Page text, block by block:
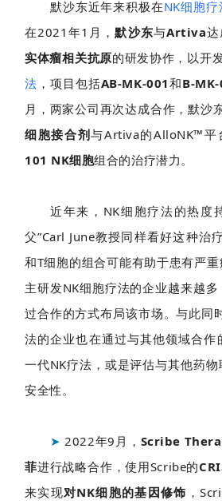
默沙东近年来积极在NK细胞疗
在2021年1月，默沙东与Artiva达
实体瘤相关抗原的研发协作，以开
法 ，项目包括AB-MK-001和B-
月，两家公司再次达成合作，默沙
细胞接合剂与Artiva的AlloNK™平
101 NK细胞组合的治疗潜力。
近年来，NK细胞疗法的热度
父”Carl June教授同样看好这种治
和T细胞的组合可能有助于患有严
主研发NK细胞疗法的企业越来越
过合作的方式布局该市场。与此同
法的企业也在通过与其他领域合作
一代NK疗法，或是评估与其他药
安全性。
➤ 2022年9月， Scribe
菲进行战略合作，使用Scribe的
来实现对NK细胞的基因修饰 ，